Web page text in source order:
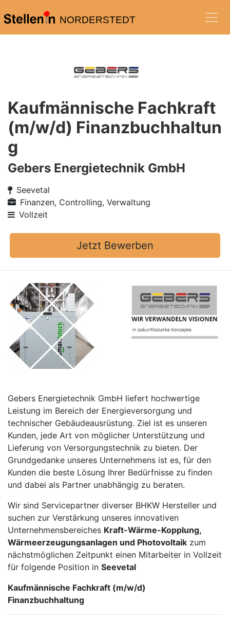
NORDERSTEDT
Kaufmännische Fachkraft
(m/w/d) Finanzbuchhaltun
g
Gebers Energietechnik GmbH
Seevetal
Finanzen, Controlling, Verwaltung
Vollzeit
Jetzt Bewerben
Gebers Energietechnik GmbH liefert hochwertige
Leistung im Bereich der Energieversorgung und
technischer Gebäudeausrüstung. Ziel ist es unseren
Kunden, jede Art von möglicher Unterstützung und
Lieferung von Versorgungstechnik zu bieten. Der
Grundgedanke unseres Unternehmens ist es, für den
Kunden die beste Lösung Ihrer Bedürfnisse zu finden
und dabei als Partner unabhängig zu beraten.
Wir sind Servicepartner diverser BHKW Hersteller und
suchen zur Verstärkung unseres innovativen
Unternehmensbereiches Kraft-Wärme-Kopplung,
Wärmeerzeugungsanlagen und Photovoltaik zum
nächstmöglichen Zeitpunkt einen Mitarbeiter in Vollzeit
für folgende Position in Seevetal
Kaufmännische Fachkraft (m/w/d)
Finanzbuchhaltung